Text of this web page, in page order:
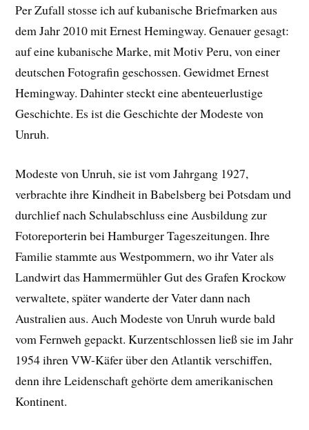
Per Zufall stosse ich auf kubanische Briefmarken aus
dem Jahr 2010 mit Ernest Hemingway. Genauer gesagt:
auf eine kubanische Marke, mit Motiv Peru, von einer
deutschen Fotografin geschossen. Gewidmet Ernest
Hemingway. Dahinter steckt eine abenteuerlustige
Geschichte. Es ist die Geschichte der Modeste von
Unruh.
Modeste von Unruh, sie ist vom Jahrgang 1927,
verbrachte ihre Kindheit in Babelsberg bei Potsdam und
durchlief nach Schulabschluss eine Ausbildung zur
Fotoreporterin bei Hamburger Tageszeitungen. Ihre
Familie stammte aus Westpommern, wo ihr Vater als
Landwirt das Hammermühler Gut des Grafen Krockow
verwaltete, später wanderte der Vater dann nach
Australien aus. Auch Modeste von Unruh wurde bald
vom Fernweh gepackt. Kurzentschlossen ließ sie im Jahr
1954 ihren VW-Käfer über den Atlantik verschiffen,
denn ihre Leidenschaft gehörte dem amerikanischen
Kontinent.